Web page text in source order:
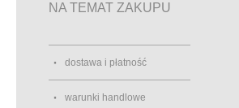
NA TEMAT ZAKUPU
dostawa i płatność
warunki handlowe